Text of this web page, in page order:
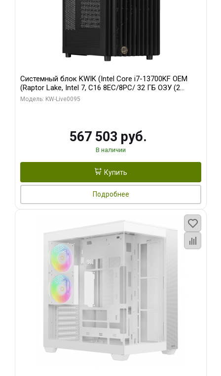
Системный блок KWIK (Intel Core i7-13700KF OEM
(Raptor Lake, Intel 7, C16 8EC/8PC/ 32 ГБ ОЗУ (2
модуля)/ Afox RTX4090 24GB GDDR6X 384-Bit 3xDP
Модель: KW-Live0095
567 503 руб.
В наличии
Купить
Подробнее